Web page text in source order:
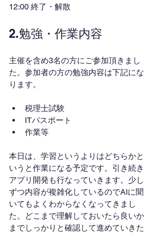
12:00 終了・解散
2.勉強・作業内容
主催を含め3名の方にご参加頂きまし
た。参加者の方の勉強内容は下記にな
ります。
税理士試験
ITパスポート
作業等
本日は、学習というよりはどちらかと
いうと作業になる予定です。引き続き
アプリ開発も行なっていきます。少し
ずつ内容が複雑化しているのでAIに聞
いてもよくわからなくなってきまし
た。どこまで理解しておいたら良いか
までしっかりと確認して進めていきた